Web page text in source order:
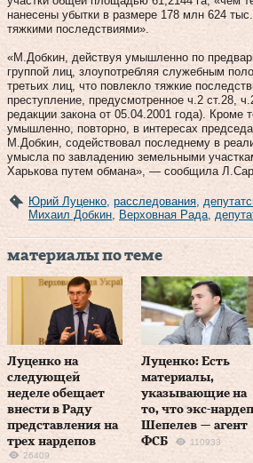
нанесены убытки в размере 178 млн 624
тяжкими последствиями».
«М.Добкин, действуя умышленно по
группой лиц, злоупотребляя служебным
третьих лиц, что повлекло тяжкие
преступление, предусмотренное ч.2 ст.28,
редакции закона от 05.04.2001 года). Кроме
умышленно, повторно, в интересах
М.Добкин, содействовал последнему в
умысла по завладению земельными
Харькова путем обмана», — сообщила
Юрий Луценко расследования
Михаил Добкин
Верховная Рада
материалы по теме
Луценко на
следующей
неделе обещает
внести в Раду
представления на
трех нардепов
26409
Луценко: Есть
материалы,
указывающие на
то, что экс-нардеп
Шепелев — агент
ФСБ
110933